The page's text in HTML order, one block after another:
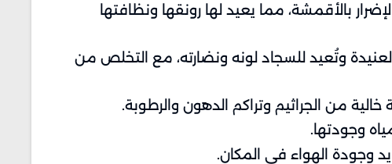
بالأقمشة، مما يعيد لها رونقها ونظافتها
وتُعيد للسجاد لونه ونضارته، مع التخلص من
من الجراثيم وتراكم الدهون والرطوبة.
وجودتها.
وجودة الهواء في المكان.